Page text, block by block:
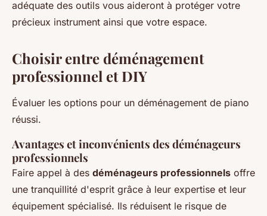
adéquate des outils vous aideront à protéger votre
précieux instrument ainsi que votre espace.
Choisir entre déménagement
professionnel et DIY
Évaluer les options pour un déménagement de piano
réussi.
Avantages et inconvénients des déménageurs
professionnels
Faire appel à des déménageurs professionnels offre
une tranquillité d'esprit grâce à leur expertise et leur
équipement spécialisé. Ils réduisent le risque de